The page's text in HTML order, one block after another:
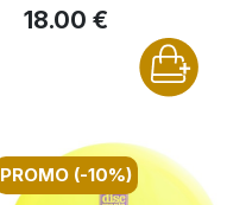
18.00 €
PROMO (-10%)